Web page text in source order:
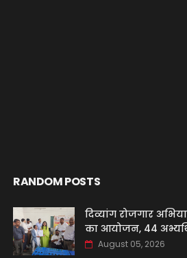
RANDOM POSTS
दिव्यांग रोजगार
का आयोजन, 44
August 05, 2026